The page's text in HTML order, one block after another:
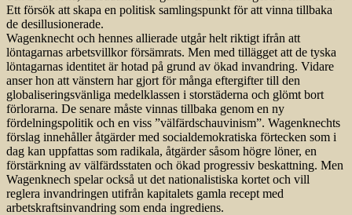
Ett försök att skapa en politisk samlingspunkt för att vinna tillbaka
de desillusionerade.
Wagenknecht och hennes allierade utgår helt riktigt ifrån att
löntagarnas arbetsvillkor försämrats. Men med tillägget att de tyska
löntagarnas identitet är hotad på grund av ökad invandring. Vidare
anser hon att vänstern har gjort för många eftergifter till den
globaliseringsvänliga medelklassen i storstäderna och glömt bort
förlorarna. De senare måste vinnas tillbaka genom en ny
fördelningspolitik och en viss ”välfärdschauvinism”. Wagenknechts
förslag innehåller åtgärder med socialdemokratiska förtecken som i
dag kan uppfattas som radikala, åtgärder såsom högre löner, en
förstärkning av välfärdsstaten och ökad progressiv beskattning. Men
Wagenknech spelar också ut det nationalistiska kortet och vill
reglera invandringen utifrån kapitalets gamla recept med
arbetskraftsinvandring som enda ingrediens.